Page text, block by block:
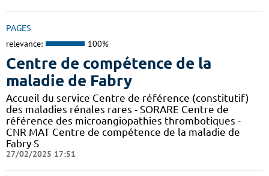
PAGES
relevance: 100%
Centre de compétence de la
maladie de Fabry
Accueil du service Centre de référence (constitutif)
des maladies rénales rares - SORARE Centre de
référence des microangiopathies thrombotiques -
CNR MAT Centre de compétence de la maladie de
Fabry S
27/02/2025 17:51